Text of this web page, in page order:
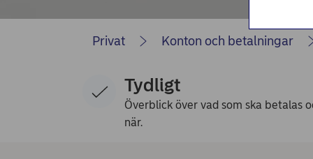
Privat Konton och betalningar
Tydligt
Överblick över vad som ska betalas
när.